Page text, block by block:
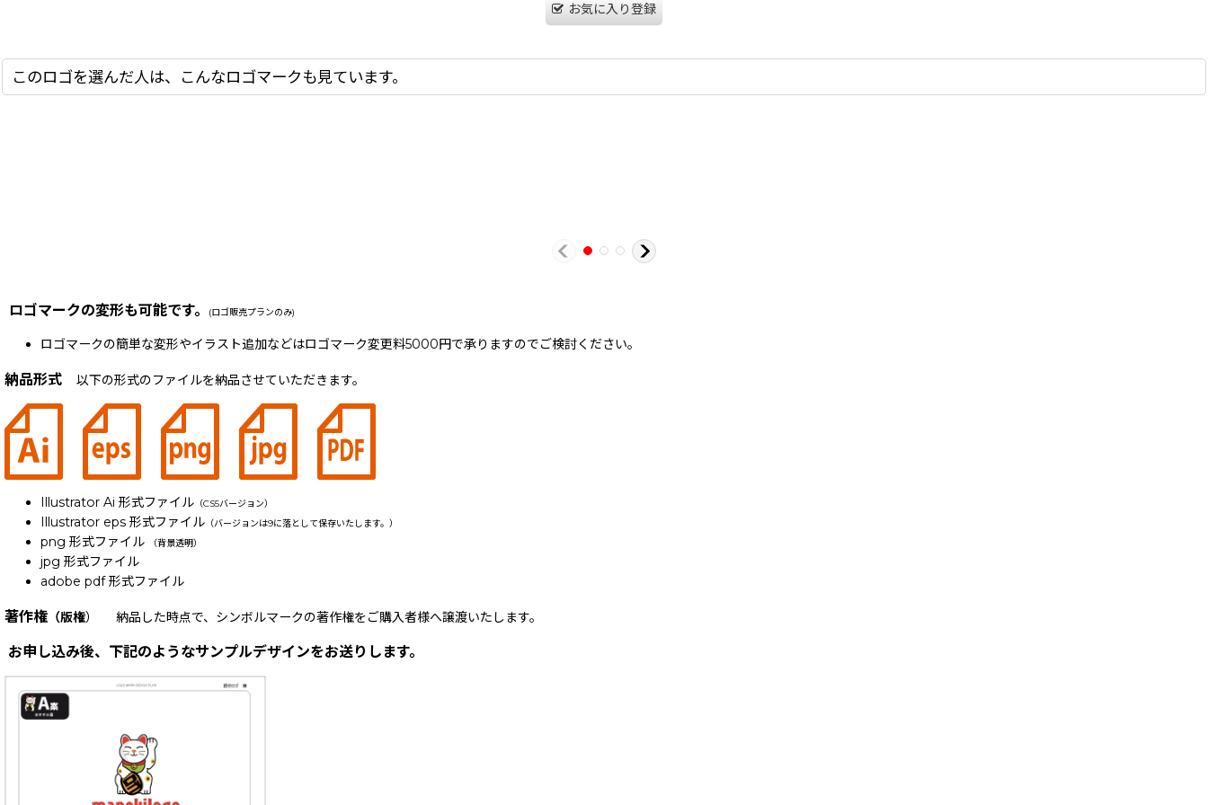
お気に入り登録
このロゴを選んだ人は、こんなロゴマークも見ています。
ロゴマークの変形も可能です。 (ロゴ販売プランのみ)
ロゴマークの簡単な変形やイラスト追加などはロゴマーク変更料5000円で承りますのでご検討ください。
納品形式 以下の形式のファイルを納品させていただきます。
Illustrator Ai 形式ファイル （CS5バージョン）
Illustrator eps 形式ファイル （バージョンは9に落として保存いたします。）
png 形式ファイル （背景透明）
jpg 形式ファイル
adobe pdf 形式ファイル
著作権 （版権） 納品した時点で、シンボルマークの著作権をご購入者様へ譲渡いたします。
お申し込み後、下記のようなサンプルデザインをお送りします。